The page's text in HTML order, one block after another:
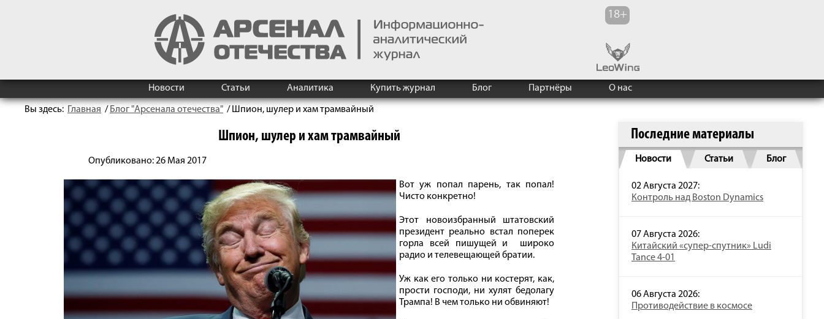
Новости Статьи Аналитика Купить журнал Блог Партнёры О нас
Вы здесь: Главная / Блог "Арсенала отечества" / Шпион, шулер и хам трамвайный
Шпион, шулер и хам трамвайный
Опубликовано: 26 Мая 2017
Вот уж попал парень, так попал!
Чисто конкретно!
Этот новоизбранный штатовский
президент реально встал поперек
горла всей пишущей и широко
радио и телевещающей братии.
Уж как его только ни костерят, как,
прости господи, ни хулят бедолагу
Трампа! В чем только ни обвиняют!
Последние материалы
Новости Статьи Блог
02 Августа 2027:
Контроль над Boston Dynamics
07 Августа 2026:
Китайский «супер-спутник» Ludi
Tance 4-01
06 Августа 2026:
Противодействие в космосе